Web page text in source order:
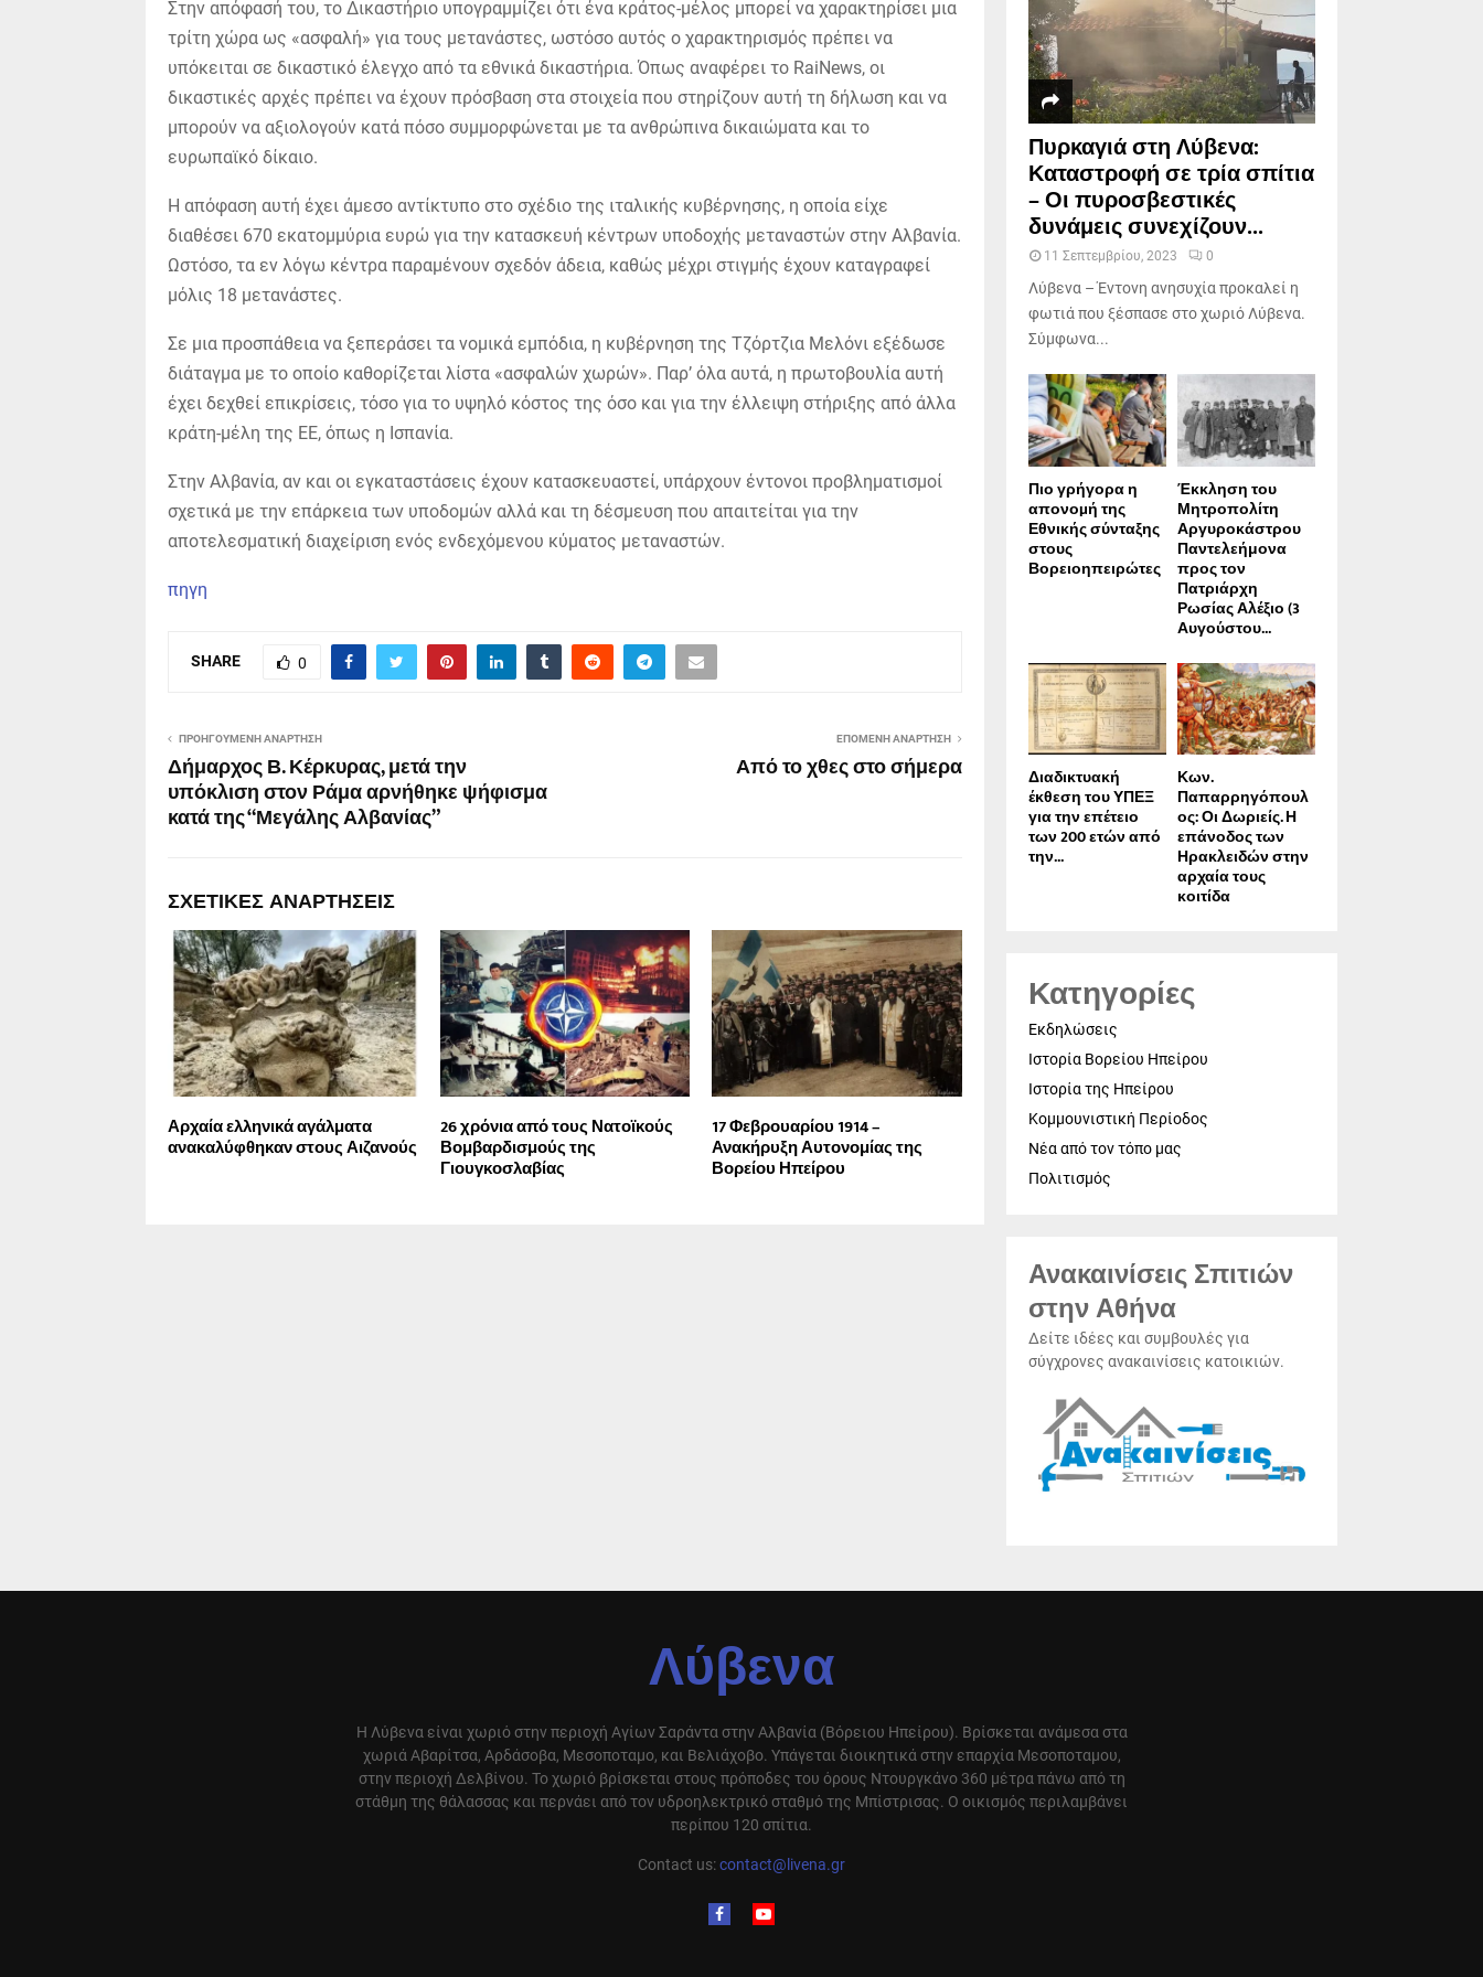
Στην απόφασή του, το Δικαστήριο υπογραμμίζει ότι ένα κράτος-μέλος μπορεί να χαρακτηρίσει μια
τρίτη χώρα ως «ασφαλή» για τους μετανάστες, ωστόσο αυτός ο χαρακτηρισμός πρέπει να
υπόκειται σε δικαστικό έλεγχο από τα εθνικά δικαστήρια. Όπως αναφέρει το RaiNews, οι
δικαστικές αρχές πρέπει να έχουν πρόσβαση στα στοιχεία που στηρίζουν αυτή τη δήλωση και να
μπορούν να αξιολογούν κατά πόσο συμμορφώνεται με τα ανθρώπινα δικαιώματα και το
ευρωπαϊκό δίκαιο.
Η απόφαση αυτή έχει άμεσο αντίκτυπο στο σχέδιο της ιταλικής κυβέρνησης, η οποία είχε
διαθέσει 670 εκατομμύρια ευρώ για την κατασκευή κέντρων υποδοχής μεταναστών στην Αλβανία.
Ωστόσο, τα εν λόγω κέντρα παραμένουν σχεδόν άδεια, καθώς μέχρι στιγμής έχουν καταγραφεί
μόλις 18 μετανάστες.
Σε μια προσπάθεια να ξεπεράσει τα νομικά εμπόδια, η κυβέρνηση της Τζόρτζια Μελόνι εξέδωσε
διάταγμα με το οποίο καθορίζεται λίστα «ασφαλών χωρών». Παρ’ όλα αυτά, η πρωτοβουλία αυτή
έχει δεχθεί επικρίσεις, τόσο για το υψηλό κόστος της όσο και για την έλλειψη στήριξης από άλλα
κράτη-μέλη της ΕΕ, όπως η Ισπανία.
Στην Αλβανία, αν και οι εγκαταστάσεις έχουν κατασκευαστεί, υπάρχουν έντονοι προβληματισμοί
σχετικά με την επάρκεια των υποδομών αλλά και τη δέσμευση που απαιτείται για την
αποτελεσματική διαχείριση ενός ενδεχόμενου κύματος μεταναστών.
πηγη
SHARE 0
ΠΡΟΗΓΟΎΜΕΝΗ ΑΝΆΡΤΗΣΗ
Δήμαρχος Β. Κέρκυρας, μετά την
υπόκλιση στον Ράμα αρνήθηκε ψήφισμα
κατά της “Μεγάλης Αλβανίας”
ΕΠΌΜΕΝΗ ΑΝΆΡΤΗΣΗ
Από το χθες στο σήμερα
ΣΧΕΤΙΚΈΣ ΑΝΑΡΤΉΣΕΙΣ
Αρχαία ελληνικά αγάλματα
ανακαλύφθηκαν στους Αιζανούς
26 χρόνια από τους Νατοϊκούς
Βομβαρδισμούς της
Γιουγκοσλαβίας
17 Φεβρουαρίου 1914 –
Ανακήρυξη Αυτονομίας της
Βορείου Ηπείρου
Πυρκαγιά στη Λύβενα:
Καταστροφή σε τρία σπίτια
– Οι πυροσβεστικές
δυνάμεις συνεχίζουν...
11 Σεπτεμβρίου, 2023 0
Λύβενα – Έντονη ανησυχία προκαλεί η
φωτιά που ξέσπασε στο χωριό Λύβενα.
Σύμφωνα...
Πιο γρήγορα η
απονοµή της
Εθνικής σύνταξης
στους
Βορειοηπειρώτες
Έκκληση του
Μητροπολίτη
Αργυροκάστρου
Παντελεήμονα
προς τον
Πατριάρχη
Ρωσίας Αλέξιο (3
Αυγούστου...
Διαδικτυακή
έκθεση του ΥΠΕΞ
για την επέτειο
των 200 ετών από
την...
Κων.
Παπαρρηγόπουλ
ος: Οι Δωριείς. Η
επάνοδος των
Ηρακλειδών στην
αρχαία τους
κοιτίδα
Κατηγορίες
Εκδηλώσεις
Ιστορία Βορείου Ηπείρου
Ιστορία της Ηπείρου
Κομμουνιστική Περίοδος
Νέα από τον τόπο μας
Πολιτισμός
Ανακαινίσεις Σπιτιών
στην Αθήνα
Δείτε ιδέες και συμβουλές για
σύγχρονες ανακαινίσεις κατοικιών.
Λύβενα
Η Λύβενα είναι χωριό στην περιοχή Αγίων Σαράντα στην Αλβανία (Βόρειου Ηπείρου). Βρίσκεται ανάμεσα στα
χωριά Αβαρίτσα, Αρδάσοβα, Μεσοποταμο, και Βελιάχοβο. Υπάγεται διοικητικά στην επαρχία Μεσοποταμου,
στην περιοχή Δελβίνου. Το χωριό βρίσκεται στους πρόποδες του όρους Ντουργκάνο 360 μέτρα πάνω από τη
στάθμη της θάλασσας και περνάει από τον υδροηλεκτρικό σταθμό της Μπίστρισας. Ο οικισμός περιλαμβάνει
περίπου 120 σπίτια.
Contact us:contact@livena.gr